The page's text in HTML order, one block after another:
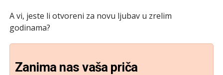
A vi, jeste li otvoreni za novu ljubav u zrelim
godinama?
Zanima nas vaša priča